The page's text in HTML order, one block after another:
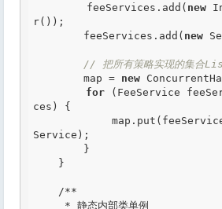
        feeServices.add(
new
r());
        feeServices.add(
new
// 把所有策略实现的集合
        map =
new
for (FeeService
ces) {
Service);
/**